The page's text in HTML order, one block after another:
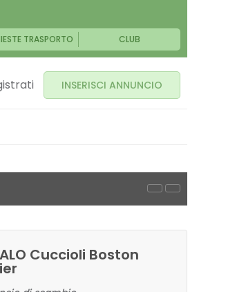
TRASPORTO CLUB
INSERISCI ANNUNCIO
Cuccioli Boston